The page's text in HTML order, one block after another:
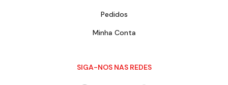
Pedidos
Minha Conta
SIGA-NOS NAS REDES